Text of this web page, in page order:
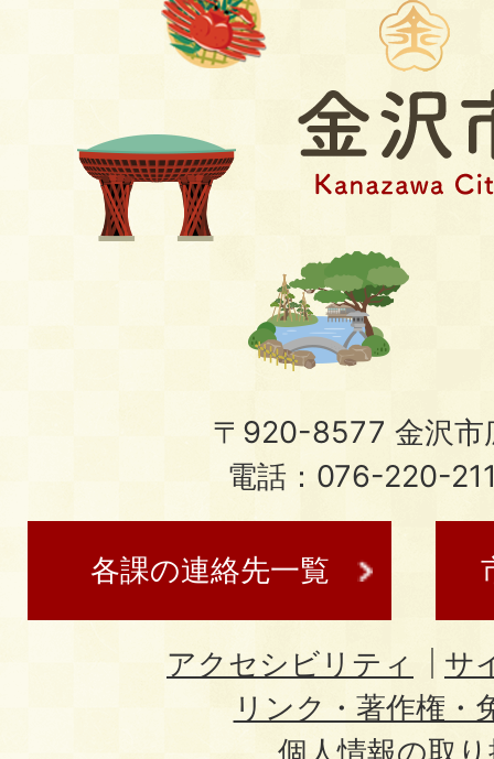
〒920-8577 金沢市
電話：076-220-
各課の連絡先一覧
アクセシビリティ
サ
リンク・著作権・